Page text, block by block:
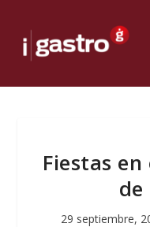
Fiestas
29 septiembre,